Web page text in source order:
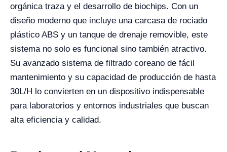
orgánica traza y el desarrollo de biochips. Con un
diseño moderno que incluye una carcasa de rociado
plástico ABS y un tanque de drenaje removible, este
sistema no solo es funcional sino también atractivo.
Su avanzado sistema de filtrado coreano de fácil
mantenimiento y su capacidad de producción de hasta
30L/H lo convierten en un dispositivo indispensable
para laboratorios y entornos industriales que buscan
alta eficiencia y calidad.